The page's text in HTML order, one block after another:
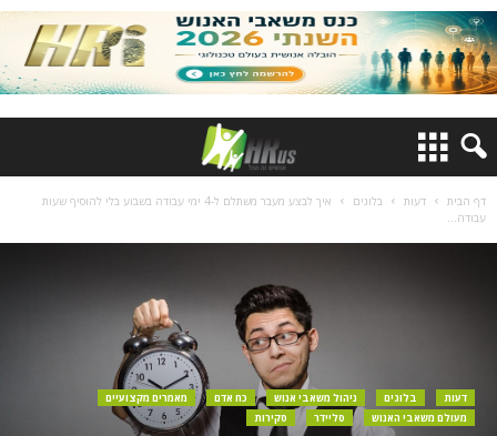
דף הבית דעות בלוגים
איך לבצע מעבר משתלם ל-4 ימי עבודה בשבוע בלי להוסיף שעות
עבודה...
דעות בלוגים ניהול משאבי אנוש כח אדם
מאמרים מקצועיים
מעולם משאבי האנוש
סליידר סקירות